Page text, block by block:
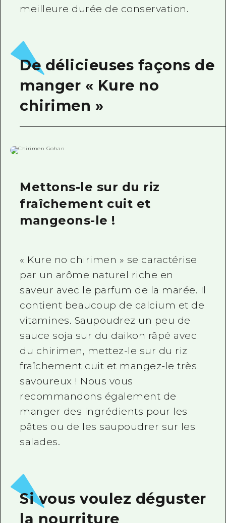
meilleure durée de conservation.
De délicieuses façons de
manger « Kure no
chirimen »
Mettons-le sur du riz
fraîchement cuit et
mangeons-le !
« Kure no chirimen » se caractérise
par un arôme naturel riche en
saveur avec le parfum de la marée. Il
contient beaucoup de calcium et de
vitamines. Saupoudrez un peu de
sauce soja sur du daikon râpé avec
du chirimen, mettez-le sur du riz
fraîchement cuit et mangez-le très
savoureux ! Nous vous
recommandons également de
manger des ingrédients pour les
pâtes ou de les saupoudrer sur les
salades.
Si vous voulez déguster
la nourriture